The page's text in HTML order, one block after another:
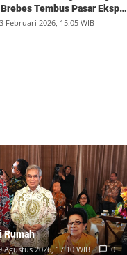
Tembus Pasar Ekspor,
Untung Rp350 Juta per
Februari 2026, 15:05 WIB
Rumah
Agustus 2026, 17:10 WIB 0